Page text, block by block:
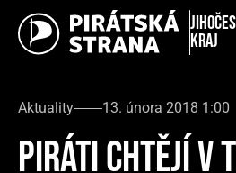
kraj
Aktuality 13. února 2018 1:00
PIRÁTI CHTĚJÍ V